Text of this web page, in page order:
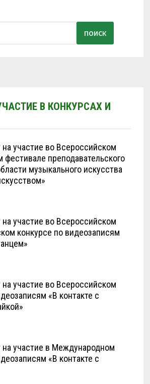
ПОИСК
В КОНКУРСАХ И
на участие во Всероссийском
фестивале преподавательского
музыкального искусства
на участие во Всероссийском
конкурсе по видеозаписям
на участие во Всероссийском
«В контакте с
на участие в Международном
«В контакте с